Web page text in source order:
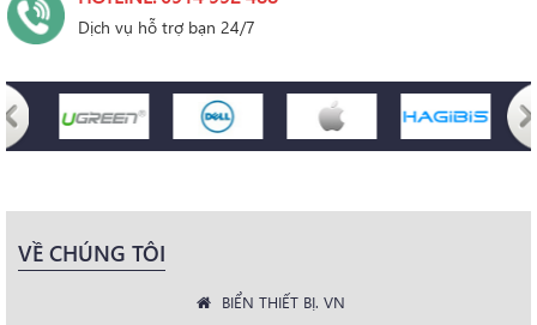
Dịch vụ hỗ trợ bạn 24/7
VỀ CHÚNG TÔI
BIỂN THIẾT BỊ. VN